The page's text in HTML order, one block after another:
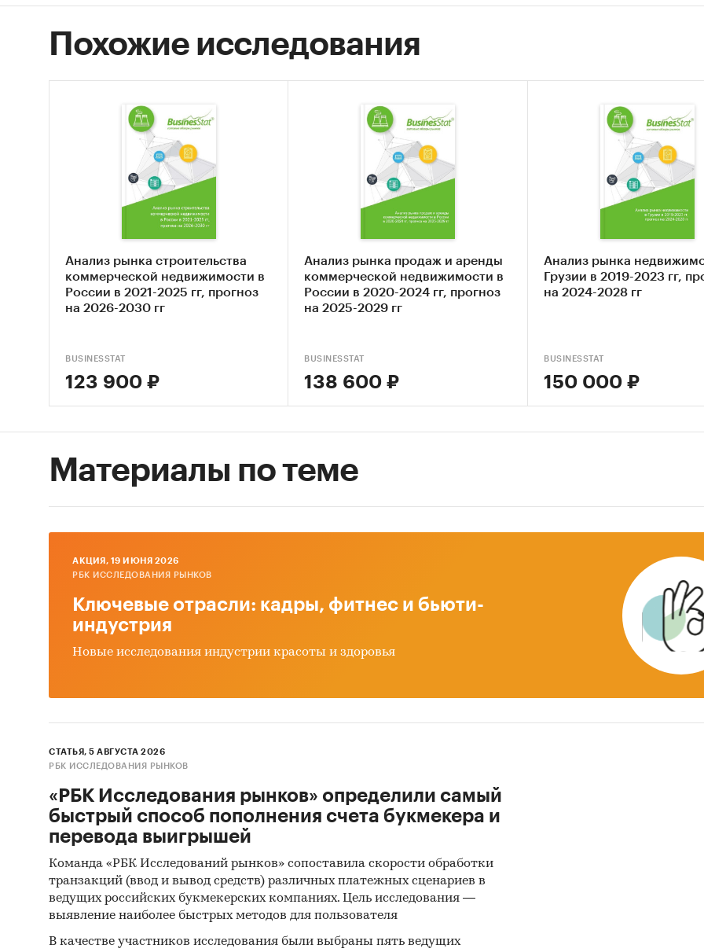
• Оценка объема и потенциальной емкости рынка
• STEP-анализ факторов, влияющих на рынок девелопмента
коммерческой недвижимости
• Описание основных конкурентов
• Составление прогноза развития рынка до 2027 г.
• Обзор российского рынка девелопмента коммерческой
недвижимости
• Анализ потребления
недвижимости
• Базы данных государственных органов статистики
• Базы данных федеральной налоговой службы
• Отчетность эмитентов
• Архивы СМИ
• Региональные и федеральные СМИ
Методы
• Кабинетное исследование. Поиск и анализ информации
аналитика
• Прогноз ГидМаркет. Современные статистические
прогнозирования с поправкой на мнение экспертов.
Похожие исследования
Анализ рынка строительства
коммерческой недвижимости в
России в 2021-2025 гг, прогноз
на 2026-2030 гг
BUSINESSTAT
123 900 ₽
Анализ рынка продаж и аренды
коммерческой недвижимости в
России в 2020-2024 гг, прогноз
на 2025-2029 гг
BUSINESSTAT
138 600 ₽
Анализ рынка
Грузии в 2019-2023 гг,
на 2024-2028 гг
BUSINESSTAT
150 000 ₽
Материалы по теме
AКЦИЯ, 19 ИЮНЯ 2026
РБК ИССЛЕДОВАНИЯ РЫНКОВ
Ключевые отрасли: кадры, фитнес и бьюти-
индустрия
Новые исследования индустрии красоты и здоровья
СТАТЬЯ, 5 АВГУСТА 2026
РБК ИССЛЕДОВАНИЯ РЫНКОВ
«РБК Исследования рынков» определили самый
быстрый способ пополнения счета букмекера и
перевода выигрышей
Команда «РБК Исследований рынков» сопоставила скорости обработки
транзакций (ввод и вывод средств) различных платежных сценариев в
ведущих российских букмекерских компаниях. Цель исследования —
выявление наиболее быстрых методов для пользователя
В качестве участников исследования были выбраны пять ведущих